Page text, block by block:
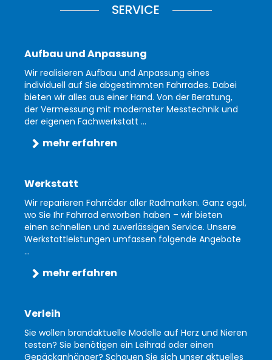
SERVICE
Aufbau und Anpassung
Wir realisieren Aufbau und Anpassung eines
individuell auf Sie abgestimmten Fahrrades. Dabei
bieten wir alles aus einer Hand. Von der Beratung,
der Vermessung mit modernster Messtechnik und
der eigenen Fachwerkstatt ...
mehr erfahren
Werkstatt
Wir reparieren Fahrräder aller Radmarken. Ganz egal,
wo Sie Ihr Fahrrad erworben haben – wir bieten
einen schnellen und zuverlässigen Service. Unsere
Werkstattleistungen umfassen folgende Angebote
...
mehr erfahren
Verleih
Sie wollen brandaktuelle Modelle auf Herz und Nieren
testen? Sie benötigen ein Leihrad oder einen
Gepäckanhänger? Schauen Sie sich unser aktuelles